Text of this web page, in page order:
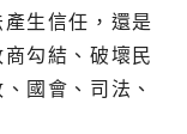
生信任，還是
勾結、破壞民
國會、司法、